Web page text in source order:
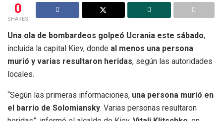
0
SHARES
Una ola de bombardeos golpeó Ucrania este sábado,
incluida la capital Kiev, donde al menos una persona
murió y varias resultaron heridas, según las autoridades
locales.
“Según las primeras informaciones, una persona murió en
el barrio de Solomiansky. Varias personas resultaron